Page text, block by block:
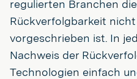
regulierten Branchen
Rückverfolgbarkeit
vorgeschrieben ist. In
Nachweis der
Technologien einfach